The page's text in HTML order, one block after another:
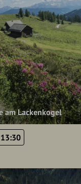
am Lackenkogel